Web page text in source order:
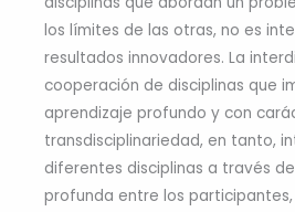
los límites de las otras, no es
resultados innovadores. La
cooperación de disciplinas que
aprendizaje profundo y con
transdisciplinariedad, en tanto,
diferentes disciplinas a través
profunda entre los